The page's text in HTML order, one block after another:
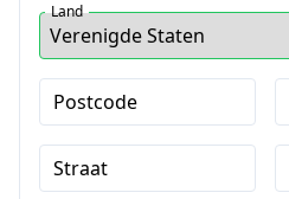
Land
Postcode
Straat